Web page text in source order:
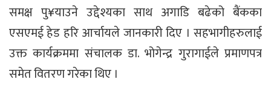
समक्ष पु¥याउने उद्देश्यका साथ अगाडि बढेको बैंकका
एसएमई हेड हरि आर्चायले जानकारी दिए । सहभागीहरुलाई
उक्त कार्यक्रममा संचालक डा. भोगेन्द्र गुरागाईले प्रमाणपत्र
समेत वितरण गरेका थिए ।